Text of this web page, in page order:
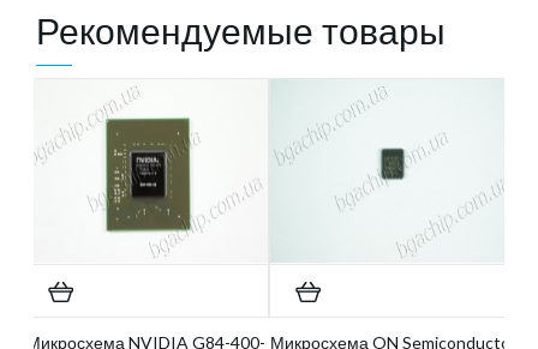
Рекомендуемые товары
Микросхема NVIDIA G84-400- Микросхема ON Semiconductor